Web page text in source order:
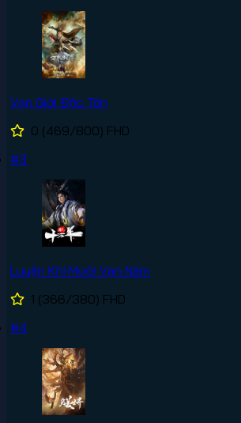
Vạn Giới Độc Tôn
0 (469/800) FHD
#3
Luyện Khí Mười Vạn Năm
1 (366/380) FHD
#4